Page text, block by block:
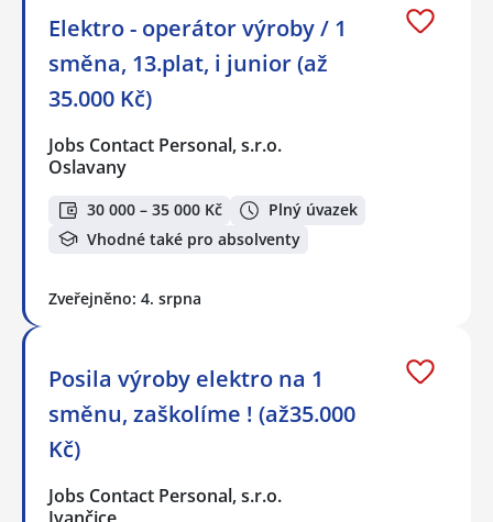
Elektro - operátor výroby / 1
směna, 13.plat, i junior (až
35.000 Kč)
Jobs Contact Personal, s.r.o.
Oslavany
30 000 – 35 000 Kč
Plný úvazek
Vhodné také pro absolventy
Zveřejněno: 4. srpna
Posila výroby elektro na 1
směnu, zaškolíme ! (až35.000
Kč)
Jobs Contact Personal, s.r.o.